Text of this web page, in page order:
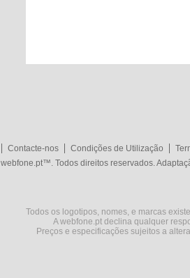
Contacte-nos Condições de Utilização
webfone.pt™. Todos direitos reservados.
Todos os logotipos, nomes, e marcas
A webfone.pt declina qualquer
Preços e especificações sujeitos a